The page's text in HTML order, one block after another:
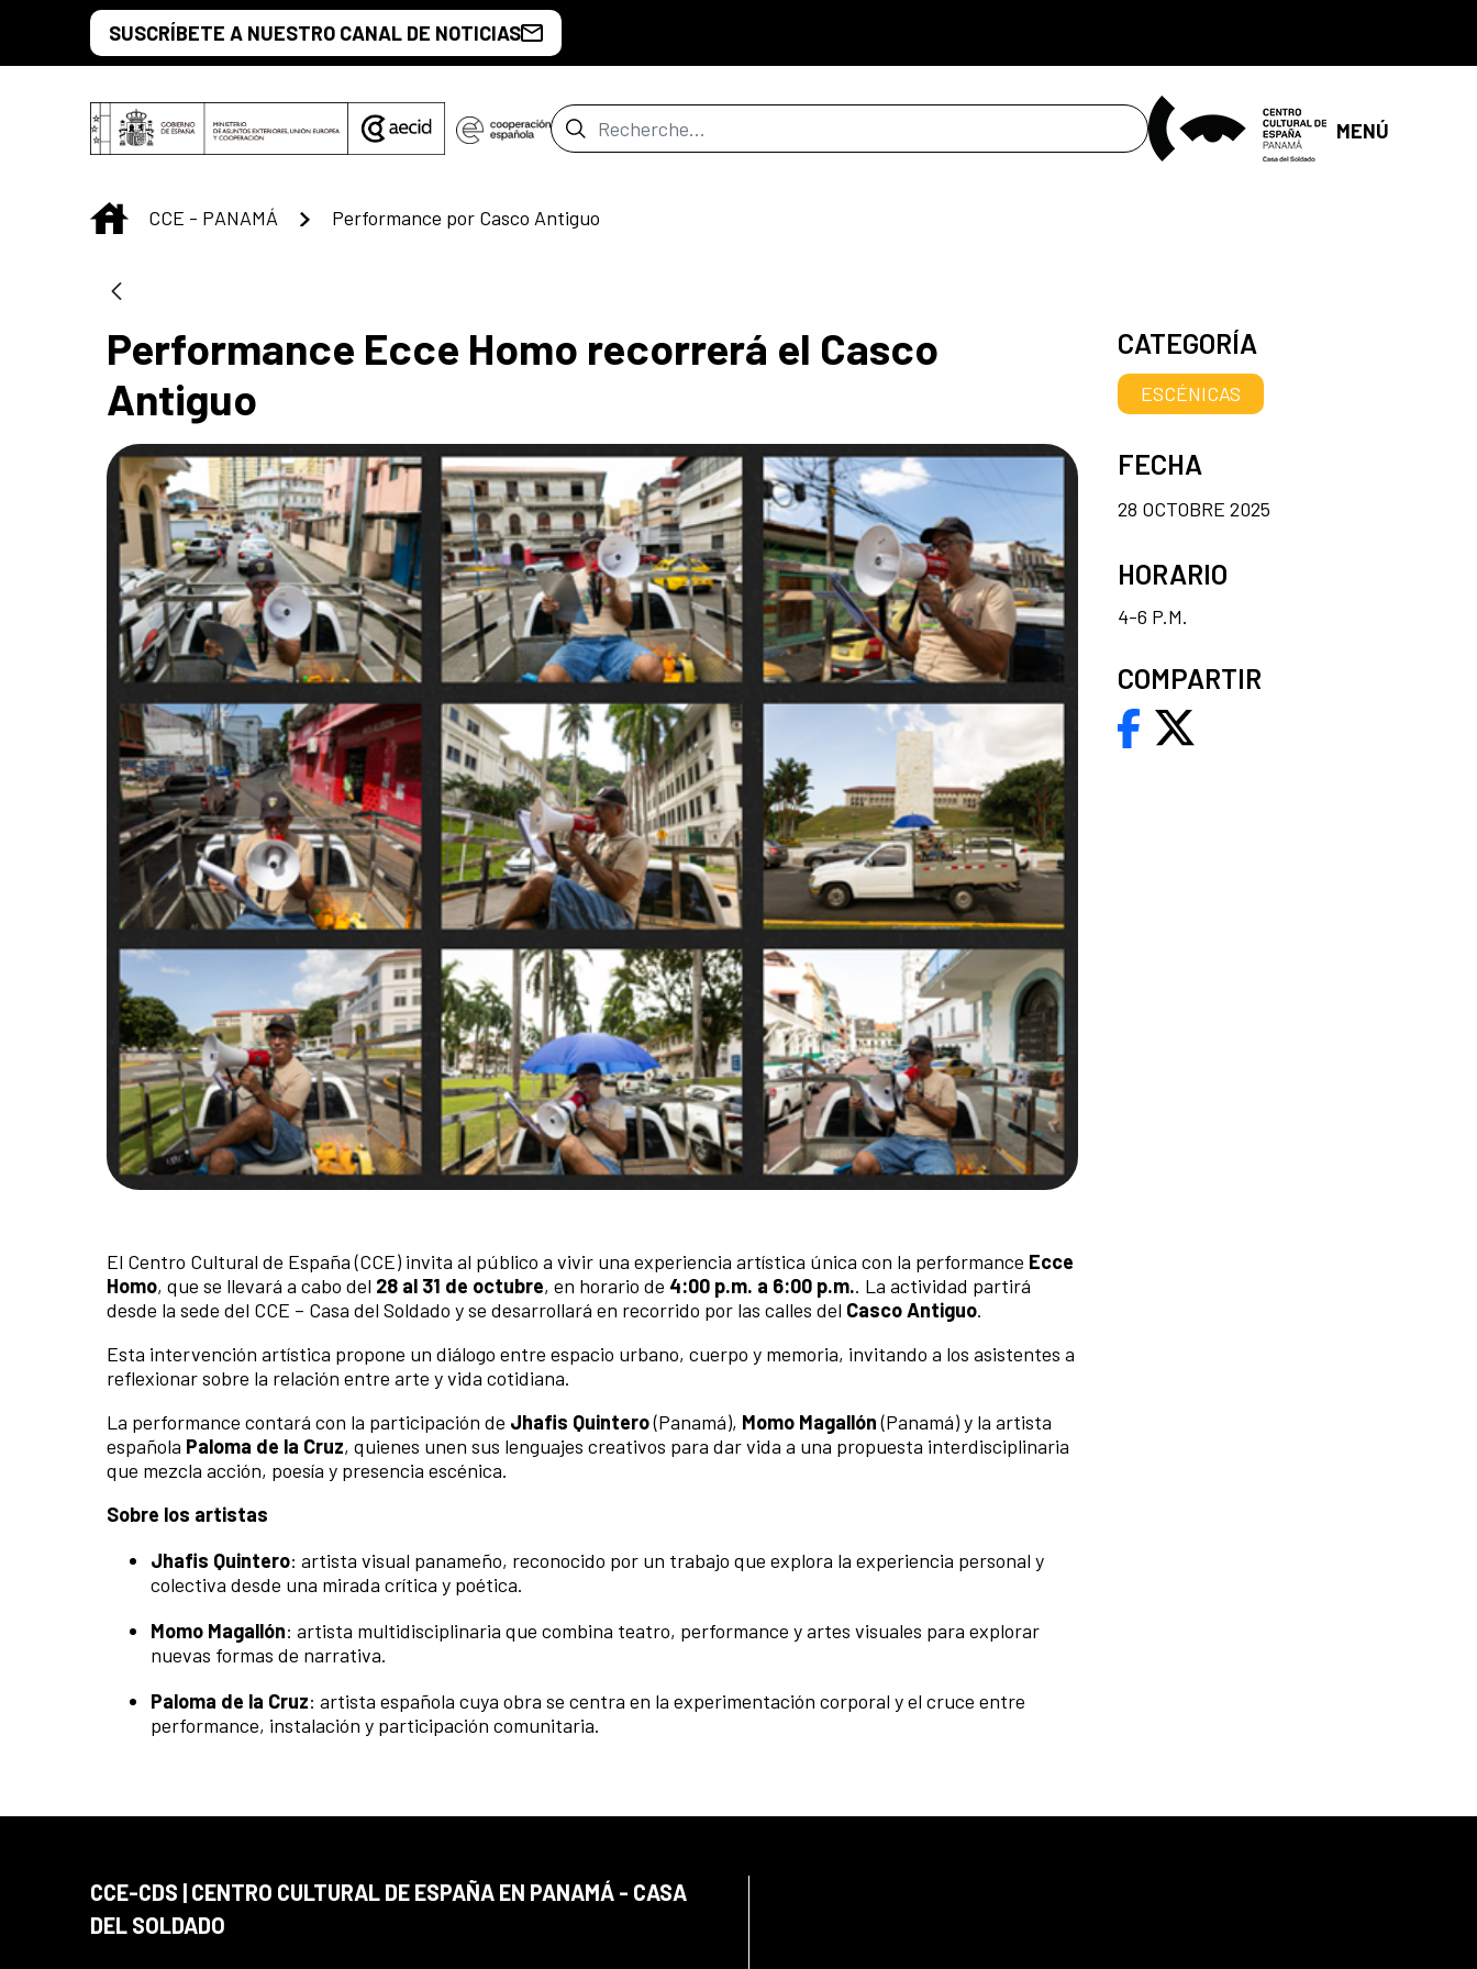
Saut au contenu principal
SUSCRÍBETE A NUESTRO CANAL DE NOTICIAS
Barre de recherche MENÚ
INICIO
CCE - PANAMÁ Performance por Casco Antiguo
Performance Ecce Homo recorrerá el Casco
Antiguo
El Centro Cultural de España (CCE) invita al público a vivir una experiencia artística única con la performance Ecce
Homo, que se llevará a cabo del 28 al 31 de octubre, en horario de 4:00 p.m. a 6:00 p.m.. La actividad partirá
desde la sede del CCE – Casa del Soldado y se desarrollará en recorrido por las calles del Casco Antiguo.
Esta intervención artística propone un diálogo entre espacio urbano, cuerpo y memoria, invitando a los asistentes a
reflexionar sobre la relación entre arte y vida cotidiana.
La performance contará con la participación de Jhafis Quintero(Panamá), Momo Magallón(Panamá) y la artista
española Paloma de la Cruz, quienes unen sus lenguajes creativos para dar vida a una propuesta interdisciplinaria
que mezcla acción, poesía y presencia escénica.
Sobre los artistas
Jhafis Quintero: artista visual panameño, reconocido por un trabajo que explora la experiencia personal y
colectiva desde una mirada crítica y poética.
Momo Magallón: artista multidisciplinaria que combina teatro, performance y artes visuales para explorar
nuevas formas de narrativa.
Paloma de la Cruz: artista española cuya obra se centra en la experimentación corporal y el cruce entre
performance, instalación y participación comunitaria.
CATEGORÍA
ESCÉNICAS
FECHA
28 OCTOBRE 2025
HORARIO
4-6 P.M.
COMPARTIR
CCE-CDS | CENTRO CULTURAL DE ESPAÑA EN PANAMÁ - CASA
DEL SOLDADO